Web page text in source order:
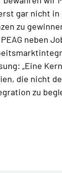
gar nicht
zu
PEAG neben
„Eine
die nicht
zu